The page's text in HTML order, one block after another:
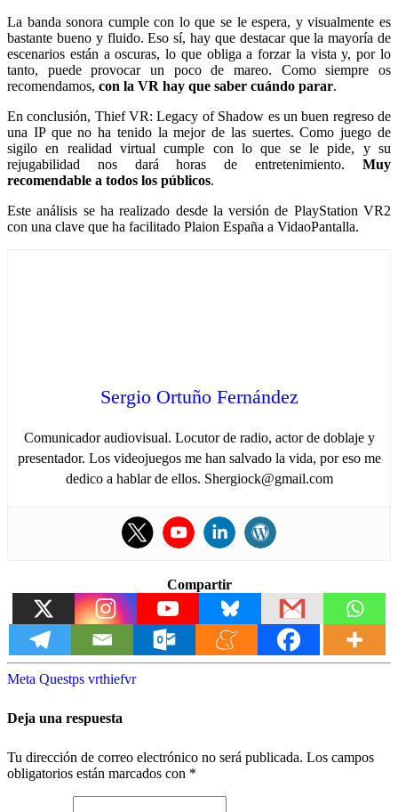
La banda sonora cumple con lo que se le espera, y visualmente es
bastante bueno y fluido. Eso sí, hay que destacar que la mayoría de
escenarios están a oscuras, lo que obliga a forzar la vista y, por lo
tanto, puede provocar un poco de mareo. Como siempre os
recomendamos, con la VR hay que saber cuándo parar.
En conclusión, Thief VR: Legacy of Shadow es un buen regreso de
una IP que no ha tenido la mejor de las suertes. Como juego de
sigilo en realidad virtual cumple con lo que se le pide, y su
rejugabilidad nos dará horas de entretenimiento. Muy
recomendable a todos los públicos.
Este análisis se ha realizado desde la versión de PlayStation VR2
con una clave que ha facilitado Plaion España a VidaoPantalla.
Sergio Ortuño Fernández
Comunicador audiovisual. Locutor de radio, actor de doblaje y
presentador. Los videojuegos me han salvado la vida, por eso me
dedico a hablar de ellos. Shergiock@gmail.com
Compartir
Meta Questps vrthiefvr
Deja una respuesta
Tu dirección de correo electrónico no será publicada. Los campos
obligatorios están marcados con *